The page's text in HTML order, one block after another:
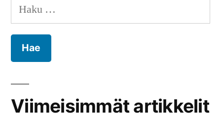
Haku:
Viimeisimmät artikkelit